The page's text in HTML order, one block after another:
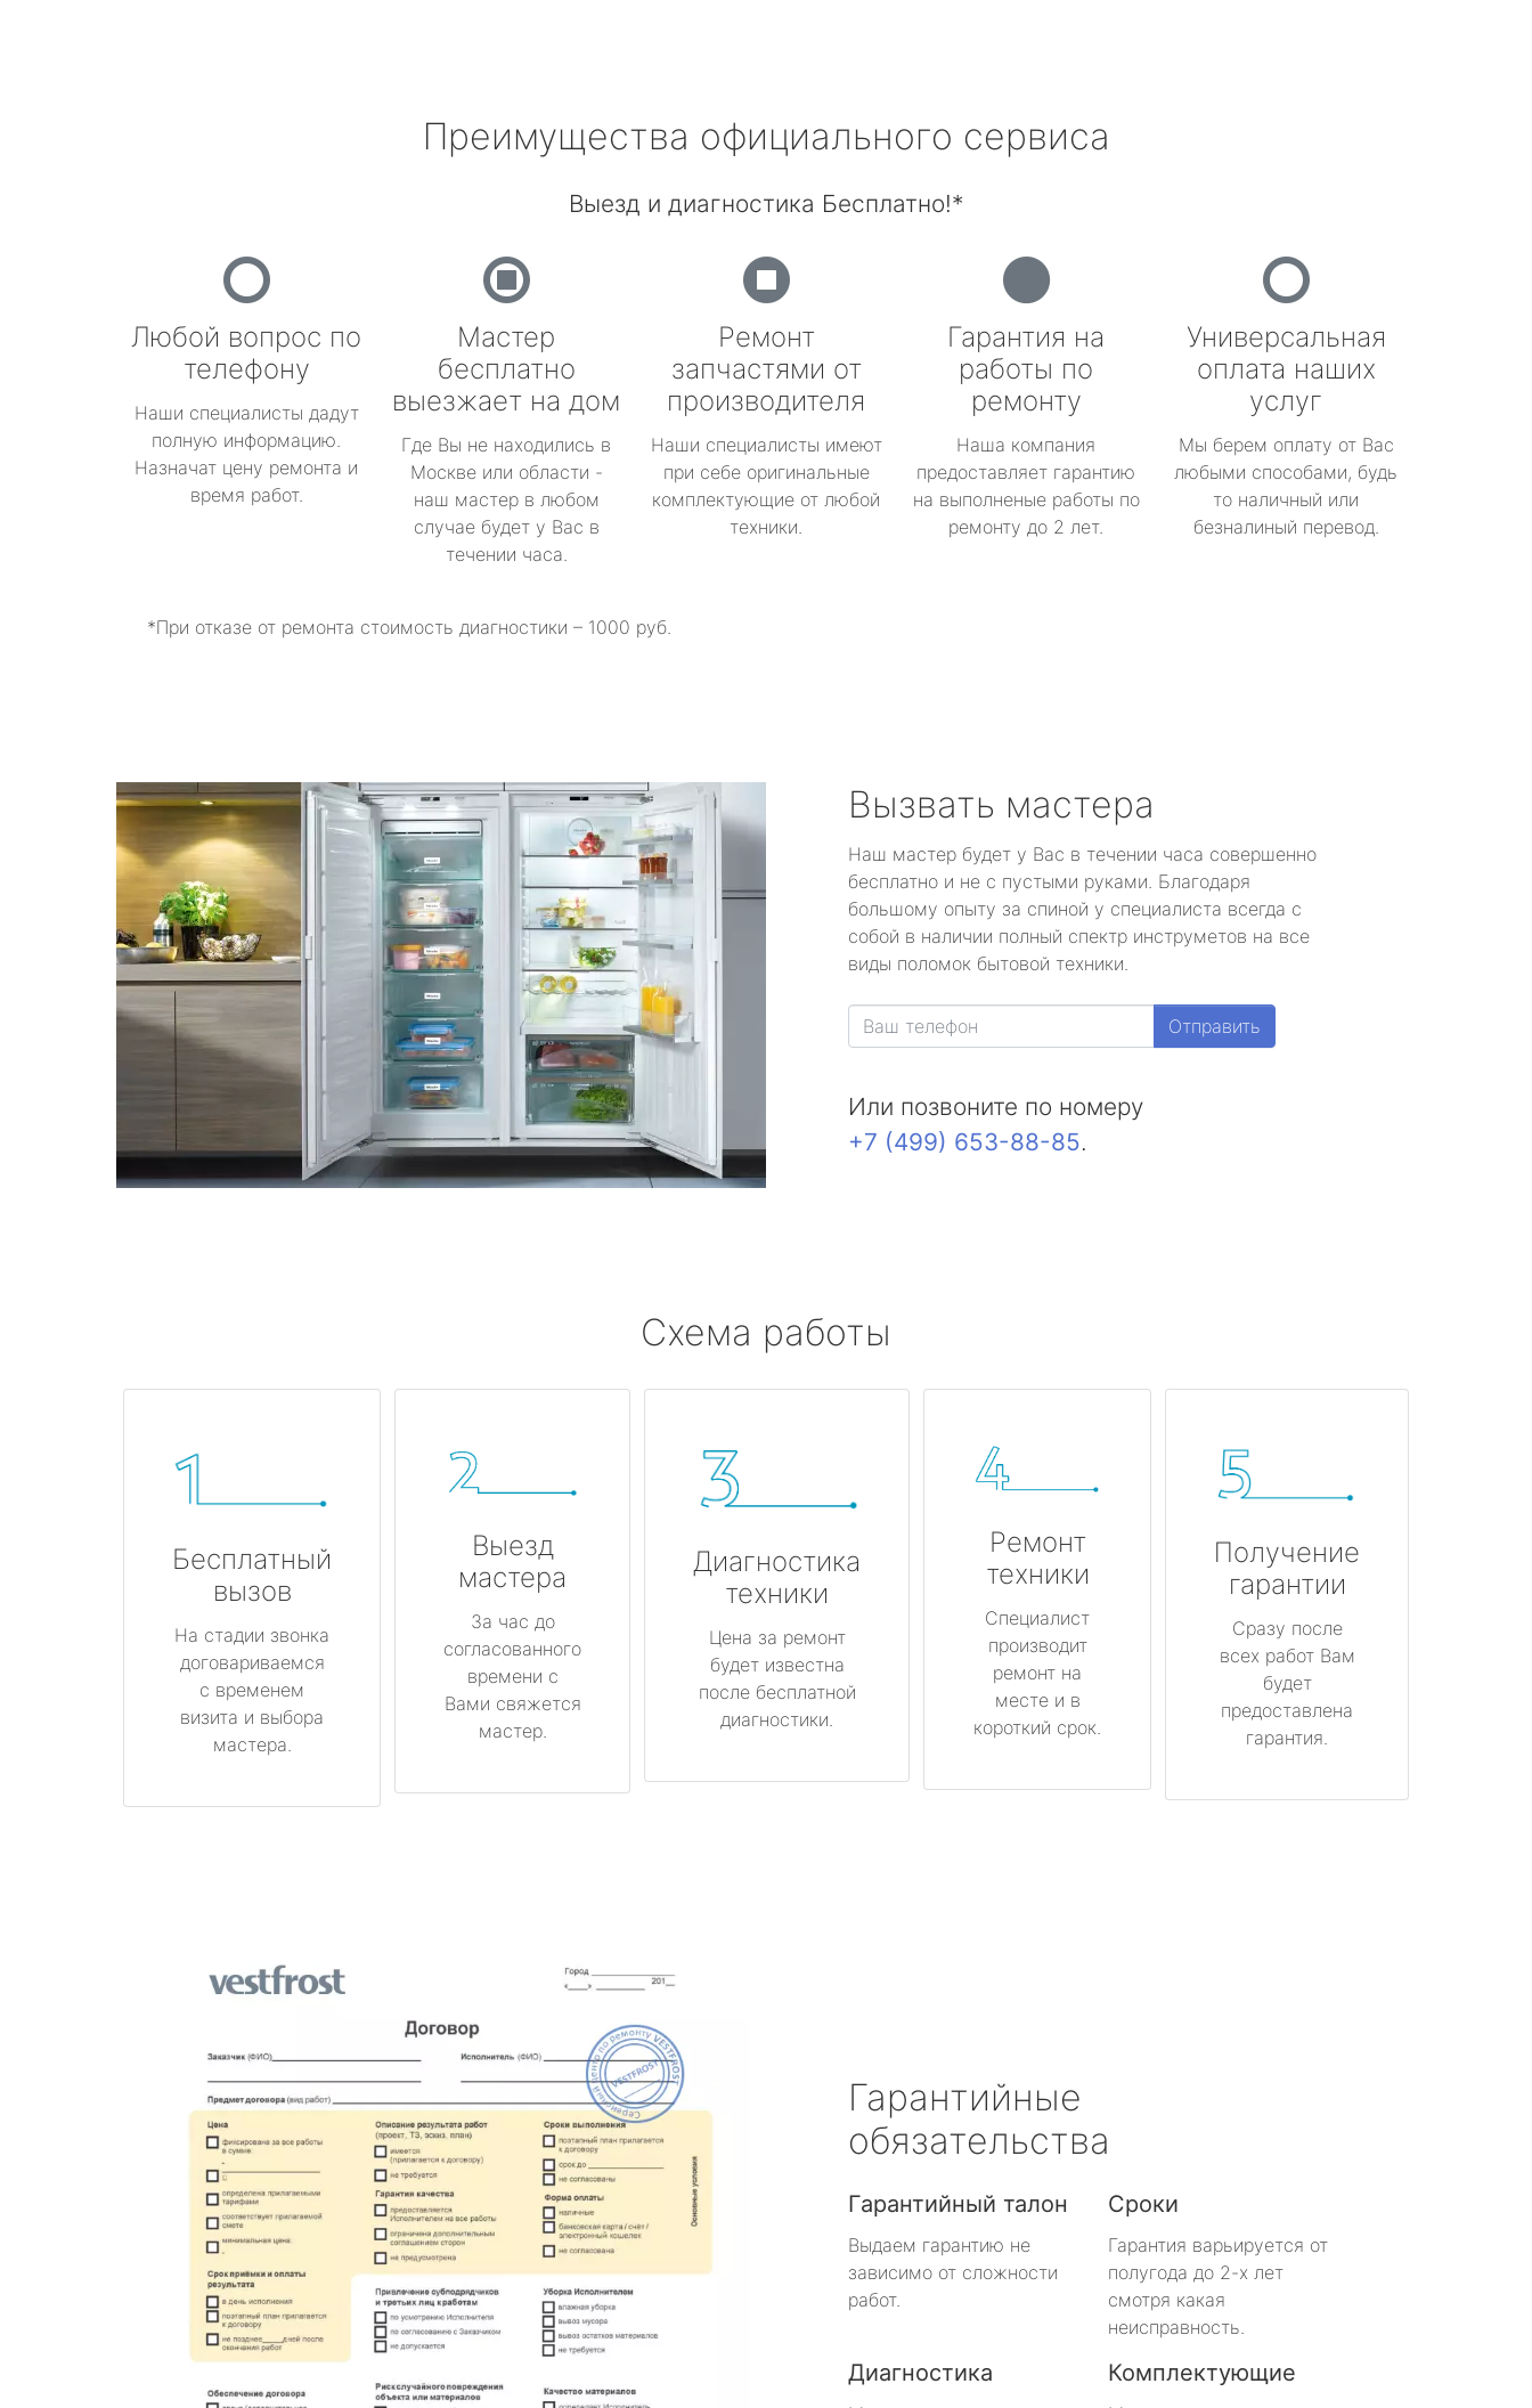
Преимущества официального сервиса
Выезд и диагностика Бесплатно!*
Любой вопрос по
телефону
Наши специалисты дадут
полную информацию.
Назначат цену ремонта и
время работ.
Мастер
бесплатно
выезжает на дом
Где Вы не находились в
Москве или области -
наш мастер в любом
случае будет у Вас в
течении часа.
Ремонт
запчастями от
производителя
Наши специалисты имеют
при себе оригинальные
комплектующие от любой
техники.
Гарантия на
работы по
ремонту
Наша компания
предоставляет гарантию
на выполненые работы по
ремонту до 2 лет.
Универсальная
оплата наших
услуг
Мы берем оплату от Вас
любыми способами, будь
то наличный или
безналиный перевод.
*При отказе от ремонта стоимость диагностики – 1000 руб.
Вызвать мастера
Наш мастер будет у Вас в течении часа совершенно
бесплатно и не с пустыми руками. Благодаря
большому опыту за спиной у специалиста всегда с
собой в наличии полный спектр инструметов на все
виды поломок бытовой техники.
Отправить
Или позвоните по номеру
+7 (499) 653-88-85.
Схема работы
Бесплатный
вызов
На стадии звонка
договариваемся
с временем
визита и выбора
мастера.
Выезд
мастера
За час до
согласованного
времени с
Вами свяжется
мастер.
Диагностика
техники
Цена за ремонт
будет известна
после бесплатной
диагностики.
Ремонт
техники
Специалист
производит
ремонт на
месте и в
короткий срок.
Получение
гарантии
Сразу после
всех работ Вам
будет
предоставлена
гарантия.
Гарантийные
обязательства
Гарантийный талон
Выдаем гарантию не
зависимо от сложности
работ.
Сроки
Гарантия варьируется от
полугода до 2-х лет
смотря какая
неисправность.
Диагностика Комплектующие